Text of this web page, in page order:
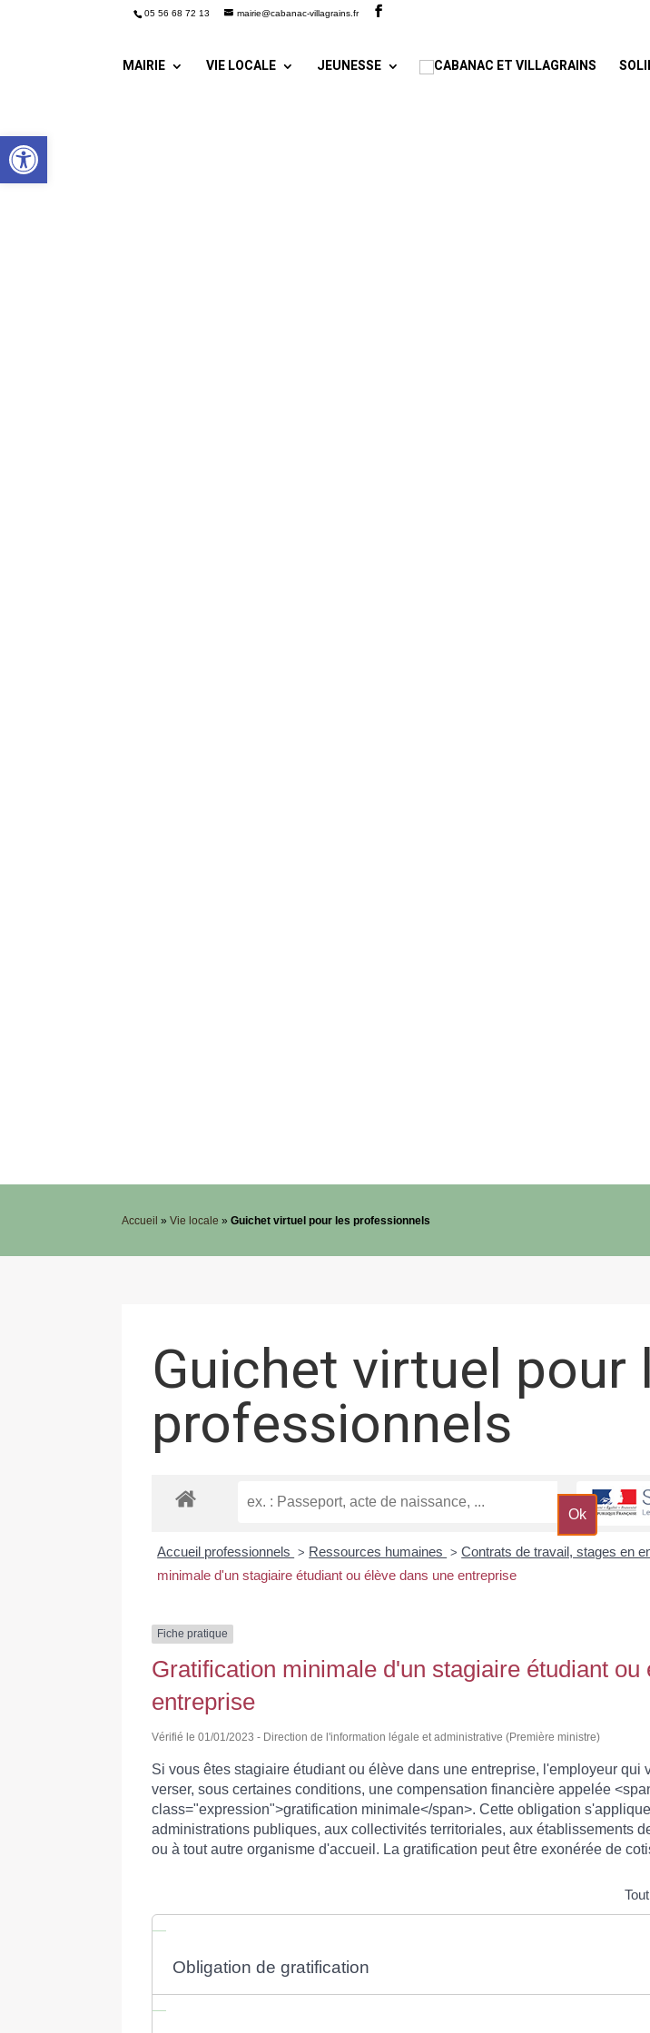
Ouvrir la barre d’outils
05 56 68 72 13 mairie@cabanac-villagrains.fr
MAIRIE VIE LOCALE JEUNESSE
Accueil »Vie locale »Guichet virtuel pour les professionnels
Guichet virtuel pour
professionnels
Accueil professionnels > Ressources humaines > Contrats de travail, stages en
minimale d'un stagiaire étudiant ou élève dans une entreprise
Fiche pratique
Gratification minimale d'un stagiaire étudiant ou
entreprise
Vérifié le 01/01/2023 - Direction de l'information légale et administrative (Première ministre)
Si vous êtes stagiaire étudiant ou élève dans une entreprise, l'employeur qui
verser, sous certaines conditions, une compensation financière appelée
class="expression">gratification minimale</span>. Cette obligation
administrations publiques, aux collectivités territoriales, aux établissements
ou à tout autre organisme d'accueil. La gratification peut être exonérée de
Obligation de gratification